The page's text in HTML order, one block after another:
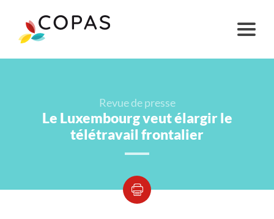
Revue de presse
Le Luxembourg veut élargir le
télétravail frontalier